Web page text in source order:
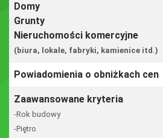
Domy
Grunty
Nieruchomości komercyjne
(biura, lokale, fabryki, kamienice itd.)
Powiadomienia o obniżkach cen
Zaawansowane kryteria
-Rok budowy
-Piętro